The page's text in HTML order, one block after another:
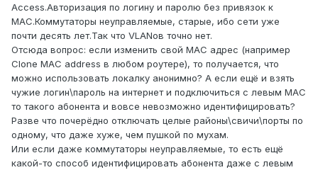
Access.Авторизация по логину и паролю без привязок к
МАС.Коммутаторы неуправляемые, старые, ибо сети уже
почти десять лет.Так что VLANов точно нет.
Отсюда вопрос: если изменить свой МАС адрес (например
Clone MAC address в любом роутере), то получается, что
можно использовать локалку анонимно? А если ещё и взять
чужие логин\пароль на интернет и подключиться с левым МАС
то такого абонента и вовсе невозможно идентифицировать?
Разве что почерёдно отключать целые районы\свичи\порты по
одному, что даже хуже, чем пушкой по мухам.
Или если даже коммутаторы неуправляемые, то есть ещё
какой-то способ идентифицировать абонента даже с левым